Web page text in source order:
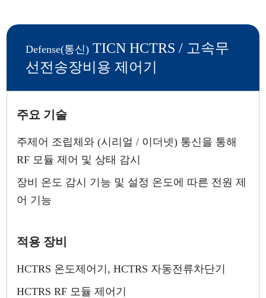
Defense(통신) TICN HCTRS / 고속무
선전송장비용 제어기
주요 기술
주제어 조립체와 (시리얼 / 이더넷) 통신을 통해
RF 모듈 제어 및 상태 감시
장비 온도 감시 기능 및 설정 온도에 따른 전원 제
어 기능
적용 장비
HCTRS 온도제어기, HCTRS 자동전류차단기
HCTRS RF 모듈 제어기